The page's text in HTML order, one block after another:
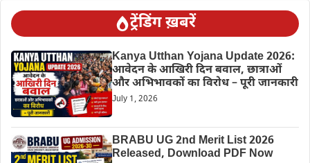
ट्रेंडिंग ख़बरें
Kanya Utthan Yojana Update 2026:
आवेदन के आखिरी दिन बवाल, छात्राओं
और अभिभावकों का विरोध – पूरी जानकारी
July 1, 2026
BRABU UG 2nd Merit List 2026
Released, Download PDF Now